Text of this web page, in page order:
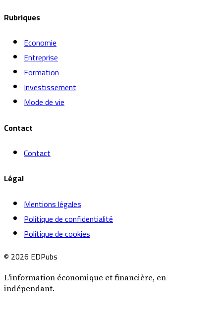
Rubriques
Economie
Entreprise
Formation
Investissement
Mode de vie
Contact
Contact
Légal
Mentions légales
Politique de confidentialité
Politique de cookies
© 2026 EDPubs
L'information économique et financière, en
indépendant.